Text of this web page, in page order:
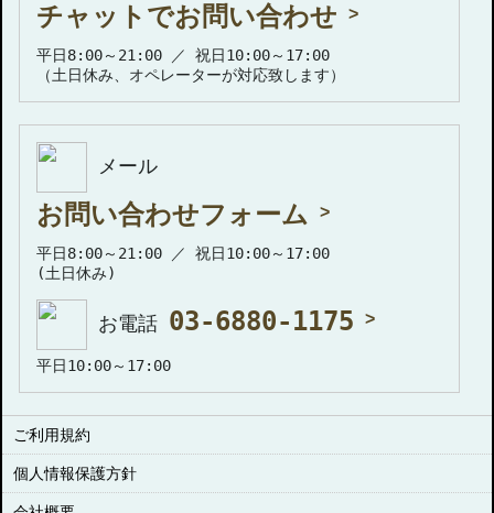
チャットでお問い合わせ
平日8:00～21:00 ／ 祝日10:00～17:00
（土日休み、オペレーターが対応致します）
メール
お問い合わせフォーム
平日8:00～21:00 ／ 祝日10:00～17:00
(土日休み)
お電話 03-6880-1175
平日10:00～17:00
ご利用規約
個人情報保護方針